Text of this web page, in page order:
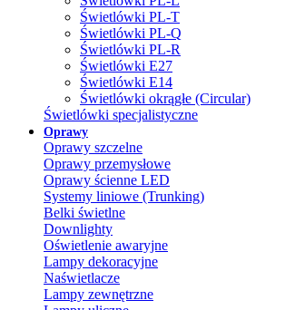
Świetlówki PL-T
Świetlówki PL-Q
Świetlówki PL-R
Świetlówki E27
Świetlówki E14
Świetlówki okrągłe (Circular)
Świetlówki specjalistyczne
Oprawy
Oprawy szczelne
Oprawy przemysłowe
Oprawy ścienne LED
Systemy liniowe (Trunking)
Belki świetlne
Downlighty
Oświetlenie awaryjne
Lampy dekoracyjne
Naświetlacze
Lampy zewnętrzne